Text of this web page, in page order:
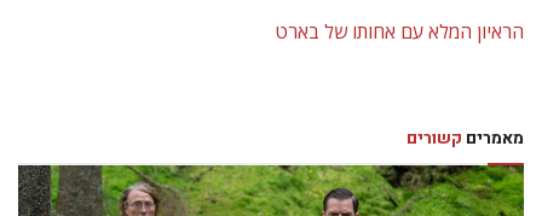
הראיון המלא עם אחותו של בארט
מאמרים קשורים